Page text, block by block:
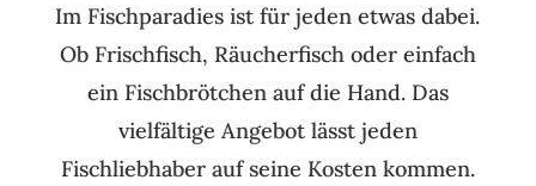
Im Fischparadies ist für jeden etwas dabei.
Ob Frischfisch, Räucherfisch oder einfach
ein Fischbrötchen auf die Hand. Das
vielfältige Angebot lässt jeden
Fischliebhaber auf seine Kosten kommen.